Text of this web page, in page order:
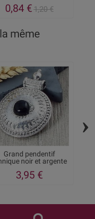
0,84 €1,20 €
même
Grand pendentif
noir et argente
3,95 €
›